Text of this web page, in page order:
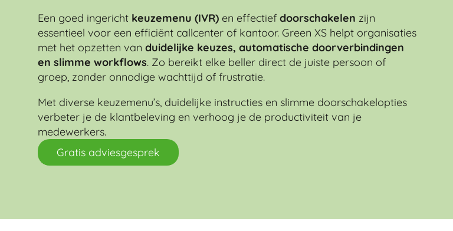
Een goed ingericht keuzemenu (IVR) en effectief doorschakelen zijn
essentieel voor een efficiënt callcenter of kantoor. Green XS helpt organisaties
met het opzetten van duidelijke keuzes, automatische doorverbindingen
en slimme workflows. Zo bereikt elke beller direct de juiste persoon of
groep, zonder onnodige wachttijd of frustratie.
Met diverse keuzemenu’s, duidelijke instructies en slimme doorschakelopties
verbeter je de klantbeleving en verhoog je de productiviteit van je
medewerkers.
Gratis adviesgesprek